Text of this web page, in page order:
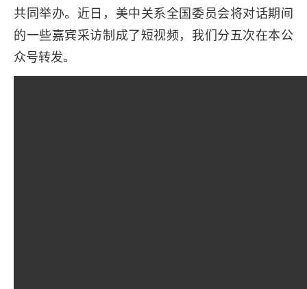
共同举办。近日，美中关系全国委员会将对话期间
的一些嘉宾采访制成了短视频，我们分五次在本公
众号转发。